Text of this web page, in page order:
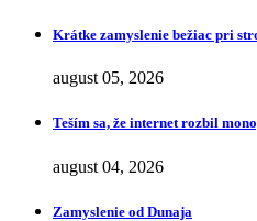
Krátke zamyslenie bežiac pri
august 05, 2026
Teším sa, že internet rozbil
august 04, 2026
Zamyslenie od Dunaja